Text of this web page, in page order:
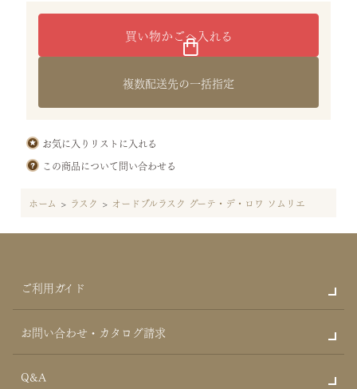
サイズ:タテ31.3×ヨコ13.5×高さ5.7cm
特定原材料等28品目:小麦・乳・大豆・豚肉・鶏肉
原材料:小麦粉(国内製造)、バター、フライドオニオン（大豆を含
む）、ナチュラルチーズ、イースト、食塩、植物油脂、ぶどう酢、乾
保存方法:直射日光、高温多湿を避けて保存してください。
複数配送先の一括指定
お気に入りリストに入れる
この商品について問い合わせる
ホーム > ラスク > オードブルラスク グーテ・デ・ロワ ソムリエ
ご利用ガイド
お問い合わせ・カタログ請求
Q&A